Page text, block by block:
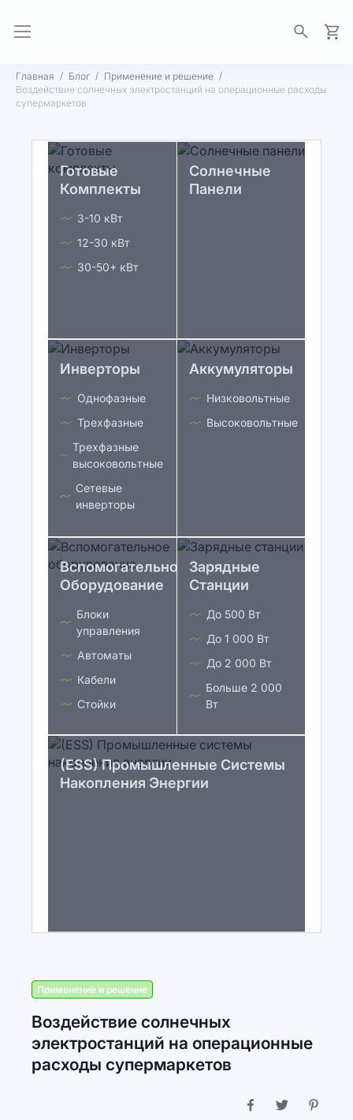
Главная Блог
Применение и решение
Воздействие солнечных электростанций на операционные расходы
супермаркетов
Готовые
Комплекты
3-10 кВт
12-30 кВт
30-50+ кВт
Солнечные
Панели
Инверторы
Однофазные
Трехфазные
Трехфазные
высоковольтные
Сетевые
инверторы
Аккумуляторы
Низковольтные
Высоковольтные
Вспомогательное
Оборудование
Блоки
управления
Автоматы
Кабели
Стойки
Зарядные
Станции
До 500 Вт
До 1 000 Вт
До 2 000 Вт
Больше 2 000
Вт
(ESS) Промышленные Системы
Накопления Энергии
Применение и решение
Воздействие солнечных
электростанций на операционные
расходы супермаркетов